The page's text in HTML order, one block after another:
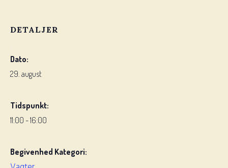
DETALJER
Dato:
29. august
Tidspunkt:
11:00 - 16:00
Begivenhed Kategori: